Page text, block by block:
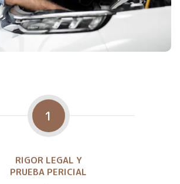
1
RIGOR LEGAL Y
PRUEBA PERICIAL